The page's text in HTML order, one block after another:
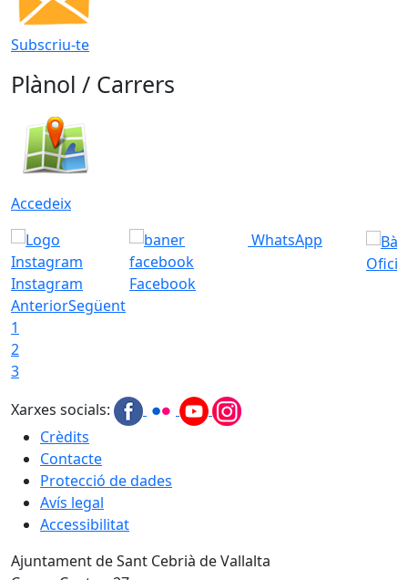
Subscriu-te
Plànol / Carrers
Accedeix
Instagram Facebook
WhatsApp
AnteriorSegüent
1
2
3
Xarxes socials:
Crèdits
Contacte
Protecció de dades
Avís legal
Accessibilitat
Ajuntament de Sant Cebrià de Vallalta